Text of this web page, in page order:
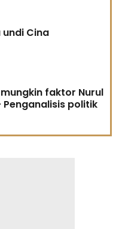
Cina
faktor Nurul
Penganalisis politik